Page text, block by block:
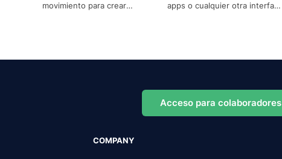
movimiento para crear
apps o cualquier otra interfaz
Acceso para colaboradores
COMPANY